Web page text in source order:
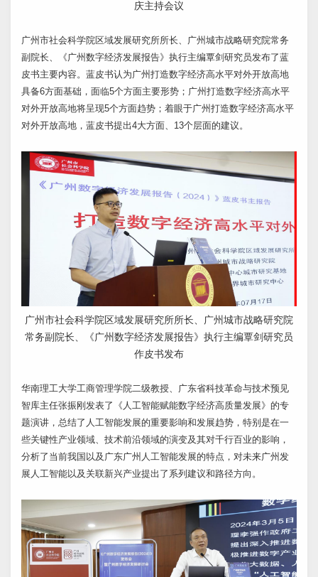
庆主持会议
广州市社会科学院区域发展研究所所长、广州城市战略研究院常务
副院长、《广州数字经济发展报告》执行主编覃剑研究员发布了蓝
皮书主要内容。蓝皮书认为广州打造数字经济高水平对外开放高地
具备6方面基础，面临5个方面主要形势；广州打造数字经济高水平
对外开放高地将呈现5个方面趋势；着眼于广州打造数字经济高水平
对外开放高地，蓝皮书提出4大方面、13个层面的建议。
广州市社会科学院区域发展研究所所长、广州城市战略研究院
常务副院长、《广州数字经济发展报告》执行主编覃剑研究员
作皮书发布
华南理工大学工商管理学院二级教授、广东省科技革命与技术预见
智库主任张振刚发表了《人工智能赋能数字经济高质量发展》的专
题演讲，总结了人工智能发展的重要影响和发展趋势，特别是在一
些关键性产业领域、技术前沿领域的演变及其对千行百业的影响，
分析了当前我国以及广东广州人工智能发展的特点，对未来广州发
展人工智能以及关联新兴产业提出了系列建议和路径方向。